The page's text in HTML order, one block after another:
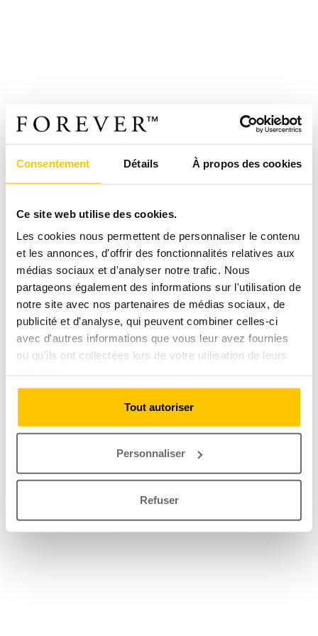
Consentement Détails À propos des cookies
Ce site web utilise des cookies.
Les cookies nous permettent de personnaliser le contenu
et les annonces, d'offrir des fonctionnalités relatives aux
médias sociaux et d'analyser notre trafic. Nous
partageons également des informations sur l'utilisation de
notre site avec nos partenaires de médias sociaux, de
publicité et d'analyse, qui peuvent combiner celles-ci
avec d'autres informations que vous leur avez fournies
ou qu'ils ont collectées lors de votre utilisation de leurs
Tout autoriser
Personnaliser
Refuser